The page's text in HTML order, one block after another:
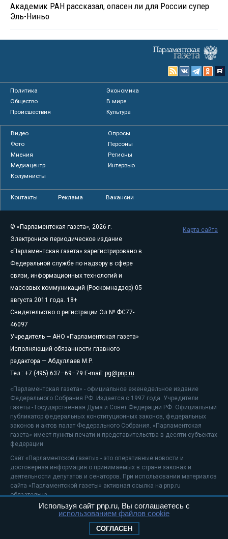
Академик РАН рассказал, опасен ли для России супер
Эль-Ниньо
Политика
Экономика
Общество
В мире
Происшествия
Культура
Видео
Опросы
Фото
Персоны
Мнения
Регионы
Медиацентр
Интервью
Колумнисты
Контакты Реклама Вакансии
© «Парламентская газета», 2026 г.
Электронное периодическое издание
«Парламентская газета» зарегистрировано в
Федеральной службе по надзору в сфере
связи, информационных технологий и
массовых коммуникаций (Роскомнадзор) 05
августа 2011 года. 18+
Свидетельство о регистрации Эл № ФС77-
46097
Учредитель — АНО «Парламентская газета»
Исполняющий обязанности главного
редактора — Абдуллаев М.Р.
Тел.: +7 (495) 637–69–79 E-mail: pg@pnp.ru
«Парламентская газета» - официальное еженедельное издание
Федерального Собрания РФ. Издается с 1997 года. Учредители
газеты - Государственная Дума и Совет Федерации РФ. Официальный
публикатор федеральных конституционных законов, федеральных
законов и актов палат Федерального Собрания. «Парламентская
газета» имеет пункты печати и представительства в десяти субъектах
федерации.
Сайт «Парламентской газеты» - это оперативные новости и
достоверная информация о принимаемых в стране законах и
деятельности депутатов и сенаторов. При использовании материалов
сайта «Парламентской газеты» активная ссылка на pnp.ru
обязательна.
На информационном ресурсе применяютсярекомендательные
Положение о защите персональных данных
Карта сайта
Используя сайт pnp.ru, Вы соглашаетесь с
использованием файлов cookie
СОГЛАСЕН